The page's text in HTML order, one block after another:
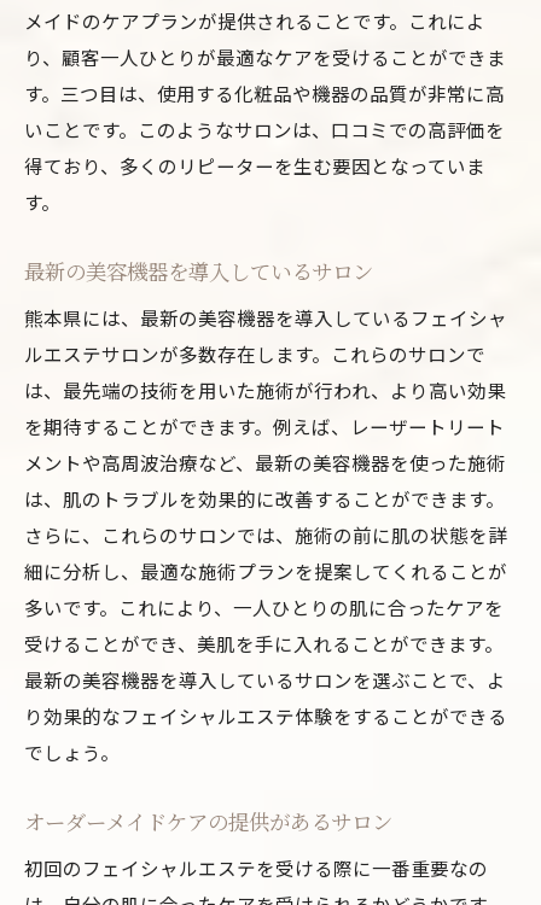
メイドのケアプランが提供されることです。これによ
り、顧客一人ひとりが最適なケアを受けることができま
す。三つ目は、使用する化粧品や機器の品質が非常に高
いことです。このようなサロンは、口コミでの高評価を
得ており、多くのリピーターを生む要因となっていま
す。
最新の美容機器を導入しているサロン
熊本県には、最新の美容機器を導入しているフェイシャ
ルエステサロンが多数存在します。これらのサロンで
は、最先端の技術を用いた施術が行われ、より高い効果
を期待することができます。例えば、レーザートリート
メントや高周波治療など、最新の美容機器を使った施術
は、肌のトラブルを効果的に改善することができます。
さらに、これらのサロンでは、施術の前に肌の状態を詳
細に分析し、最適な施術プランを提案してくれることが
多いです。これにより、一人ひとりの肌に合ったケアを
受けることができ、美肌を手に入れることができます。
最新の美容機器を導入しているサロンを選ぶことで、よ
り効果的なフェイシャルエステ体験をすることができる
でしょう。
オーダーメイドケアの提供があるサロン
初回のフェイシャルエステを受ける際に一番重要なの